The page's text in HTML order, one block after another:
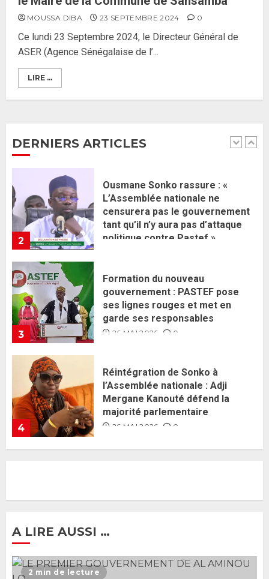
MOUSSA DIBA 23 SEPTEMBRE 2024 0
Ce lundi 23 Septembre 2024, le Directeur Général de
ASER (Agence Sénégalaise de l’...
LIRE ...
DERNIERS ARTICLES
1
une équipe de mission de 30
membres
2 JUIN 2026
2
politique contre Pastef »
3
Formation du nouveau
gouvernement : PASTEF pose
ses lignes rouges et met en
garde ses responsables
26 MAI 2026 0
4
Réintégration de Sonko à
l’Assemblée nationale : Adji
Mergane Kanouté défend la
majorité parlementaire
26 MAI 2026 0
5
Guy Marius Sagna inquiet après la
nomination d’Al Aminou Lo : «
J’espère me tromper »
26 MAI 2026 0
Ousmane Sonko rassure : «
L’Assemblée nationale ne
A LIRE AUSSI …
2 min de lecture